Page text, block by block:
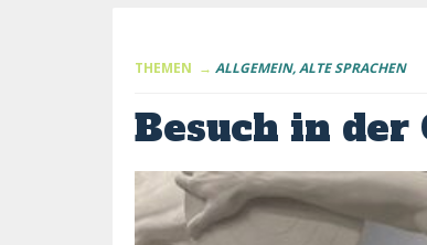
THEMEN → ALLGEMEIN ALTE SPRACHEN
Besuch in der